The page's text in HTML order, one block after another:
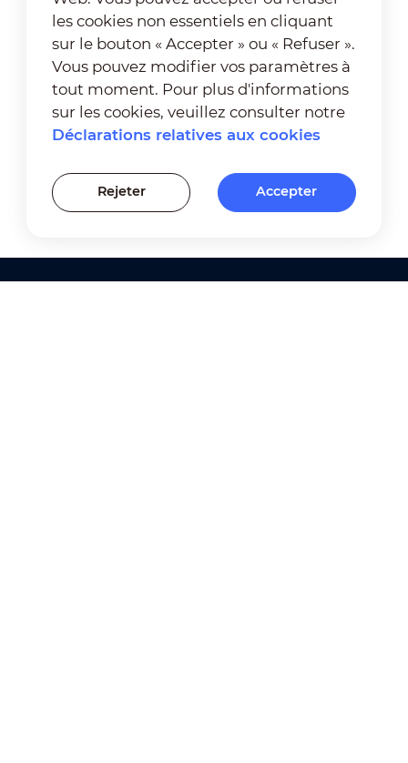
les cookies non essentiels en cliquant
sur le bouton « Accepter » ou « Refuser ».
Vous pouvez modifier vos paramètres à
tout moment. Pour plus d'informations
sur les cookies, veuillez consulter notre
Déclarations relatives aux cookies
Rejeter Accepter